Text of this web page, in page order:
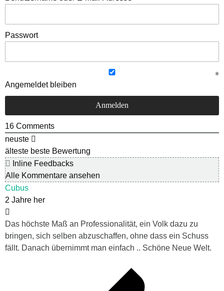
Passwort
Angemeldet bleiben
16 Comments
neuste
älteste beste Bewertung
Inline Feedbacks
Alle Kommentare ansehen
Cubus
2 Jahre her
Das höchste Maß an Professionalität, ein Volk dazu zu
bringen, sich selben abzuschaffen, ohne dass ein Schuss
fällt. Danach übernimmt man einfach .. Schöne Neue Welt.